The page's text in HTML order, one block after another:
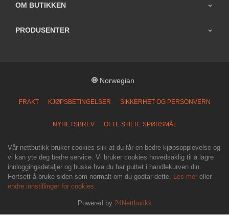
OM BUTIKKEN
PRODUSENTER
Norwegian
FRAKT KJØPSBETINGELSER SIKKERHET OG PERSONVERN
NYHETSBREV OFTE STILTE SPØRSMÅL
Vår nettbutikk bruker cookies slik at du får en bedre kjøpsopplevelse og
vi kan yte deg bedre service. Vi bruker cookies hovedsaklig til å lagre
innloggingsdetaljer og huske hva du har puttet i handlekurven din.
Fortsett å bruke siden som normalt om du godtar dette.
Les mer eller
endre innstillinger for cookies.
Powered by 24Nettbutikk